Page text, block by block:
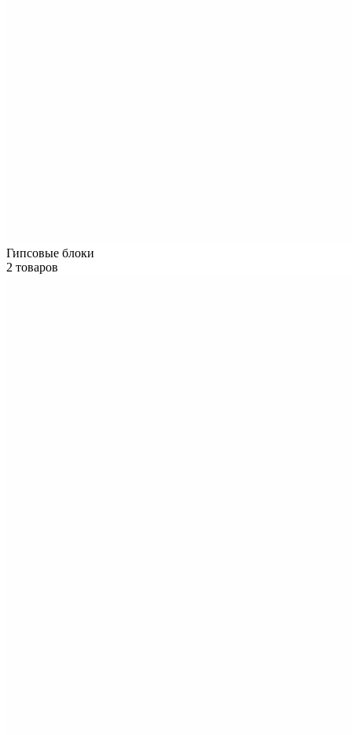
Гипсовые блоки
2 товаров